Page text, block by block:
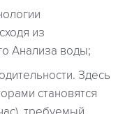
из
Анализа воды;
Здесь
становятся